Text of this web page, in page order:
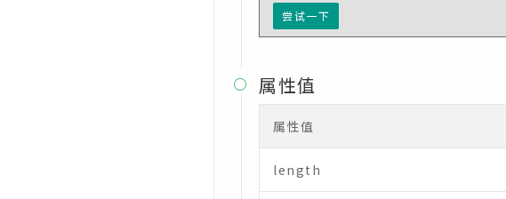
尝试一下
 属性值
属性值
length